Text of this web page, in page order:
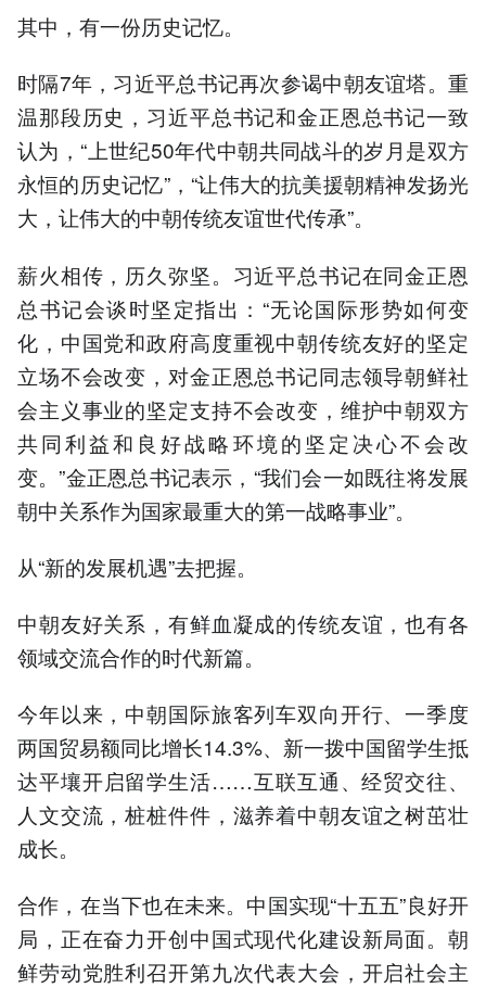
其中，有一份历史记忆。
时隔7年，习近平总书记再次参谒中朝友谊塔。重
温那段历史，习近平总书记和金正恩总书记一致
认为，“上世纪50年代中朝共同战斗的岁月是双方
永恒的历史记忆”，“让伟大的抗美援朝精神发扬光
大，让伟大的中朝传统友谊世代传承”。
薪火相传，历久弥坚。习近平总书记在同金正恩
总书记会谈时坚定指出：“无论国际形势如何变
化，中国党和政府高度重视中朝传统友好的坚定
立场不会改变，对金正恩总书记同志领导朝鲜社
会主义事业的坚定支持不会改变，维护中朝双方
共同利益和良好战略环境的坚定决心不会改
变。”金正恩总书记表示，“我们会一如既往将发展
朝中关系作为国家最重大的第一战略事业”。
从“新的发展机遇”去把握。
中朝友好关系，有鲜血凝成的传统友谊，也有各
领域交流合作的时代新篇。
今年以来，中朝国际旅客列车双向开行、一季度
两国贸易额同比增长14.3%、新一拨中国留学生抵
达平壤开启留学生活……互联互通、经贸交往、
人文交流，桩桩件件，滋养着中朝友谊之树茁壮
成长。
合作，在当下也在未来。中国实现“十五五”良好开
局，正在奋力开创中国式现代化建设新局面。朝
鲜劳动党胜利召开第九次代表大会，开启社会主